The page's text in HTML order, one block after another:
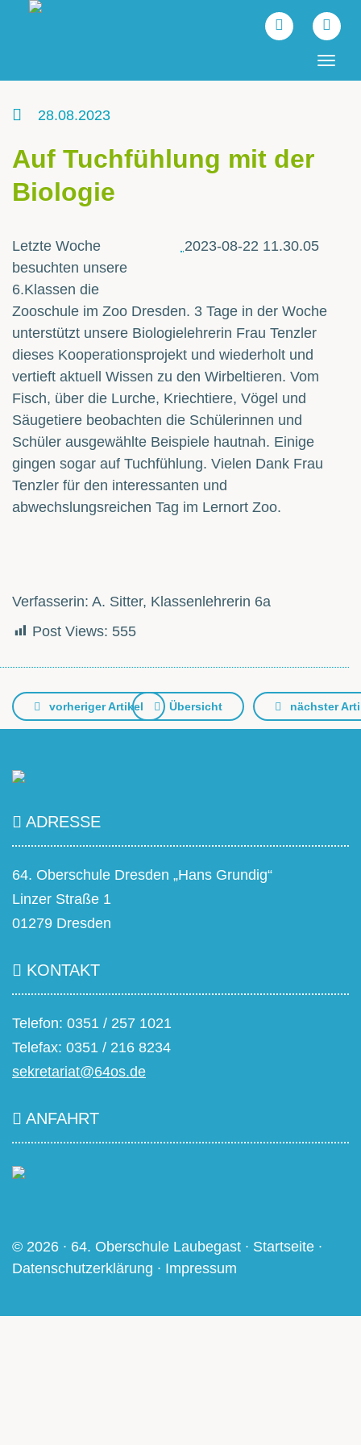
28.08.2023
Auf Tuchfühlung mit der
Biologie
2023-08-22 11.30.05
Letzte Woche
besuchten unsere
6.Klassen die
Zooschule im Zoo Dresden. 3 Tage in der Woche
unterstützt unsere Biologielehrerin Frau Tenzler
dieses Kooperationsprojekt und wiederholt und
vertieft aktuell Wissen zu den Wirbeltieren. Vom
Fisch, über die Lurche, Kriechtiere, Vögel und
Säugetiere beobachten die Schülerinnen und
Schüler ausgewählte Beispiele hautnah. Einige
gingen sogar auf Tuchfühlung. Vielen Dank Frau
Tenzler für den interessanten und
abwechslungsreichen Tag im Lernort Zoo.
Verfasserin: A. Sitter, Klassenlehrerin 6a
Post Views: 555
vorheriger Artikel Übersicht nächster
ADRESSE
64. Oberschule Dresden „Hans Grundig“
Linzer Straße 1
01279 Dresden
KONTAKT
Telefon: 0351 / 257 1021
Telefax: 0351 / 216 8234
sekretariat@64os.de
ANFAHRT
© 2026 ∙ 64. Oberschule Laubegast ∙ Startseite ∙
Datenschutzerklärung ∙ Impressum